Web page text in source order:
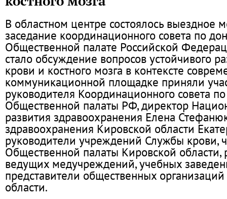
В областном центре состоялось выездное
заседание координационного совета по
Общественной палате Российской
стало обсуждение вопросов устойчивого
крови и костного мозга в контексте
коммуникационной площадке приняли
руководителя Координационного совета
Общественной палаты РФ, директор
развития здравоохранения Елена
здравоохранения Кировской области
руководители учреждений Службы крови,
Общественной палаты Кировской области,
ведущих медучреждений, учебных
представители общественных
области.